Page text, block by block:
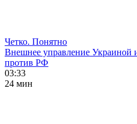
Четко. Понятно
Внешнее управление
против РФ
03:33
24 мин